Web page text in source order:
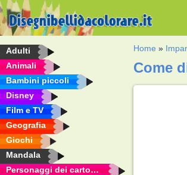
Adulti
Animali
Bambini piccoli
Disney
Film e TV
Geografia
Giochi
Mandala
Personaggi dei cartoni animati
Home »
Come